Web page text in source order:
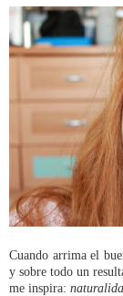
Cuando arrima el
y sobre todo un
me inspira: